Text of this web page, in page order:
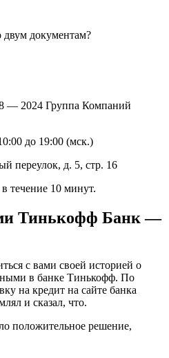
документам?
— 2024 Группа Компаний
до 19:00 (мск.)
переулок, д. 5, стр. 16
течение 10 минут.
Тинькофф Банк —
с вами своей историей о
в банке Тинькофф. По
на кредит на сайте банка
и сказал, что.
положительное решение,